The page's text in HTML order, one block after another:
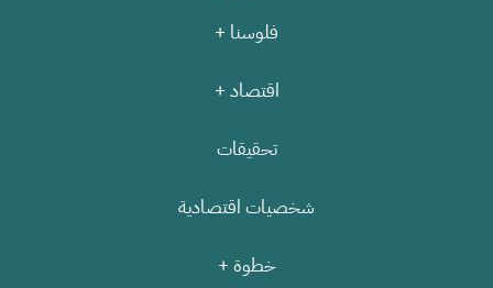
فلوسنا +
اقتصاد +
تحقيقات
شخصيات اقتصادية
خطوة +